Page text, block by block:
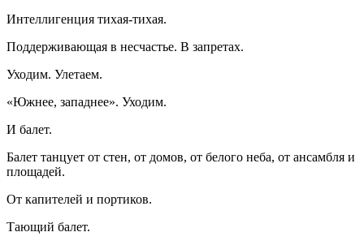
Интеллигенция тихая-тихая.
Поддерживающая в несчастье. В запретах.
Уходим. Улетаем.
«Южнее, западнее». Уходим.
И балет.
Балет танцует от стен, от домов, от белого неба, от ансамбля и
площадей.
От капителей и портиков.
Тающий балет.